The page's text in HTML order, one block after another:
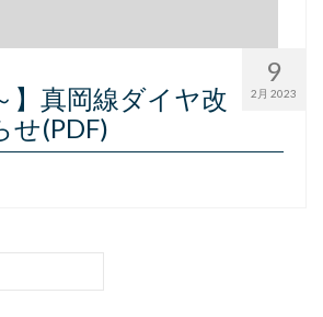
9
2月 2023
】真岡線ダイヤ改
せ(PDF)